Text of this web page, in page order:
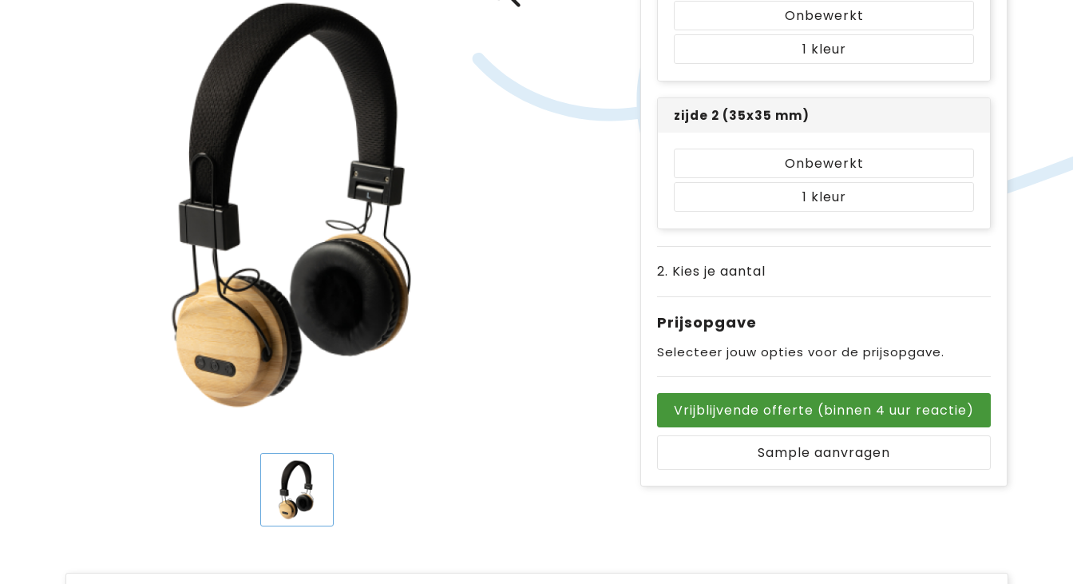
Onbewerkt
1
zijde 2 (35x35 mm)
Onbewerkt
1
2. Kies je aantal
Prijsopgave
Selecteer jouw opties voor de prijsopgave.
Vrijblijvende offerte (binnen 4 uur reactie)
Sample aanvragen